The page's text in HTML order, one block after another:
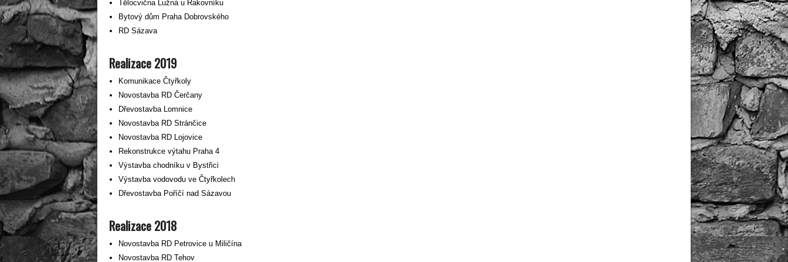
Tělocvična Lužná u Rakovníku
Bytový dům Praha Dobrovského
RD Sázava
Realizace 2019
Komunikace Čtyřkoly
Novostavba RD Čerčany
Dřevostavba Lomnice
Novostavba RD Stránčice
Novostavba RD Lojovice
Rekonstrukce výtahu Praha 4
Výstavba chodníku v Bystřici
Výstavba vodovodu ve Čtyřkolech
Dřevostavba Poříčí nad Sázavou
Realizace 2018
Novostavba RD Petrovice u Miličína
Novostavba RD Tehov